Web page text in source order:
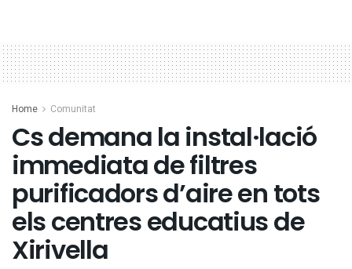
Home Comunitat
Cs demana la instal·lació
immediata de filtres
purificadors d’aire en tots
els centres educatius de
Xirivella